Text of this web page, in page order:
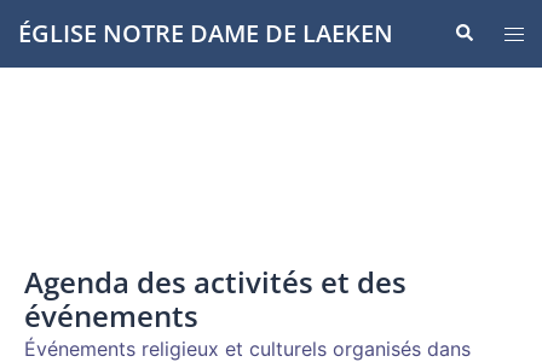
Aller
auÉGLISE NOTRE DAME DE LAEKEN
le
Agenda des activités et des
événements
Événements religieux et culturels organisés dans